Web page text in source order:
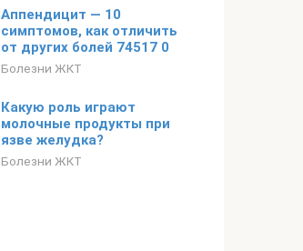
Аппендицит — 10
симптомов, как отличить
от других болей 74517 0
Болезни ЖКТ
Какую роль играют
молочные продукты при
язве желудка?
Болезни ЖКТ